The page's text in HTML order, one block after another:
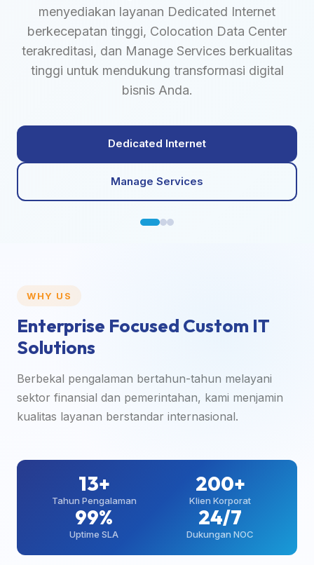
menyediakan layanan Dedicated Internet
berkecepatan tinggi, Colocation Data Center
terakreditasi, dan Manage Services berkualitas
tinggi untuk mendukung transformasi digital
bisnis Anda.
Dedicated Internet
Manage Services
WHY US
Enterprise Focused Custom IT
Solutions
Berbekal pengalaman bertahun-tahun melayani
sektor finansial dan pemerintahan, kami menjamin
kualitas layanan berstandar internasional.
13+
Tahun Pengalaman
200+
Klien Korporat
99%
Uptime SLA
24/7
Dukungan NOC